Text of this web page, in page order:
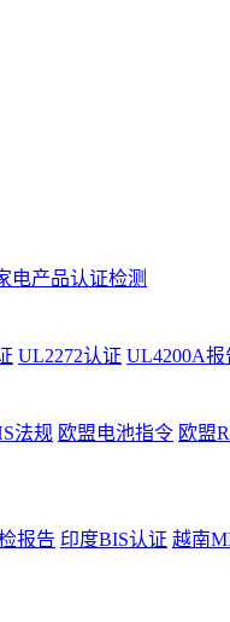
电产品认证检测
UL2272认证 UL4200A报
法规 欧盟电池指令 欧盟
报告 印度BIS认证 越南